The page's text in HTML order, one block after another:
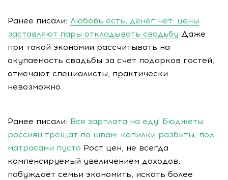
Ранее писали: Любовь есть, денег нет: цены
заставляют пары откладывать свадьбу Даже
при такой экономии рассчитывать на
окупаемость свадьбы за счет подарков гостей,
отмечают специалисты, практически
невозможно.
Ранее писали: Вся зарплата на еду! Бюджеты
россиян трещат по швам: копилки разбиты, под
матрасами пусто Рост цен, не всегда
компенсируемый увеличением доходов,
побуждает семьи экономить, искать более